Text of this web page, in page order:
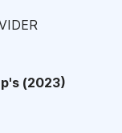
(2023)